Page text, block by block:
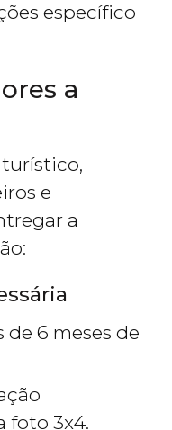
específico
a
e
a
de 6 meses de
foto 3x4.